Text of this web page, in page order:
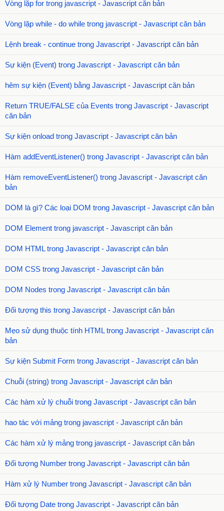
Vòng lặp for trong javascript - Javascript căn bản
Vòng lặp while - do while trong javascript - Javascript căn bản
Lệnh break - continue trong Javascript - Javascript căn bản
Sự kiện (Event) trong Javascript - Javascript căn bản
hêm sự kiện (Event) bằng Javascript - Javascript căn bản
Return TRUE/FALSE của Events trong Javascript - Javascript
căn bản
Sự kiện onload trong Javascript - Javascript căn bản
Hàm addEventListener() trong Javascript - Javascript căn bản
Hàm removeEventListener() trong Javascript - Javascript căn
bản
DOM là gì? Các loại DOM trong Javascript - Javascript căn bản
DOM Element trong javascript - Javascript căn bản
DOM HTML trong Javascript - Javascript căn bản
DOM CSS trong Javascript - Javascript căn bản
DOM Nodes trong Javascript - Javascript căn bản
Đối tượng this trong Javascript - Javascript căn bản
Mẹo sử dụng thuộc tính HTML trong Javascript - Javascript căn
bản
Sự kiện Submit Form trong Javascript - Javascript căn bản
Chuỗi (string) trong Javascript - Javascript căn bản
Các hàm xử lý chuỗi trong Javascript - Javascript căn bản
hao tác với mảng trong javascript - Javascript căn bản
Các hàm xử lý mảng trong javascript - Javascript căn bản
Đối tượng Number trong Javascript - Javascript căn bản
Hàm xử lý Number trong Javascript - Javascript căn bản
Đối tượng Date trong Javascript - Javascript căn bản